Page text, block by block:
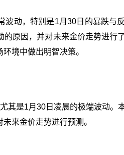
波动，特别是1月30日的暴跌与
原因，并对未来金价走势进行
境中做出明智决策。
是1月30日凌晨的极端波动。
来金价走势进行预测。